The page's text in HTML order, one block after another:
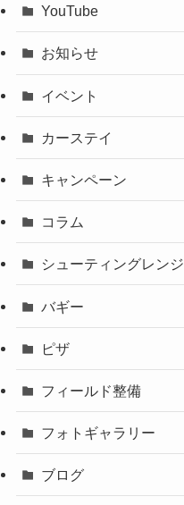
YouTube
お知らせ
イベント
カーステイ
キャンペーン
コラム
シューティングレンジ
バギー
ピザ
フィールド整備
フォトギャラリー
ブログ